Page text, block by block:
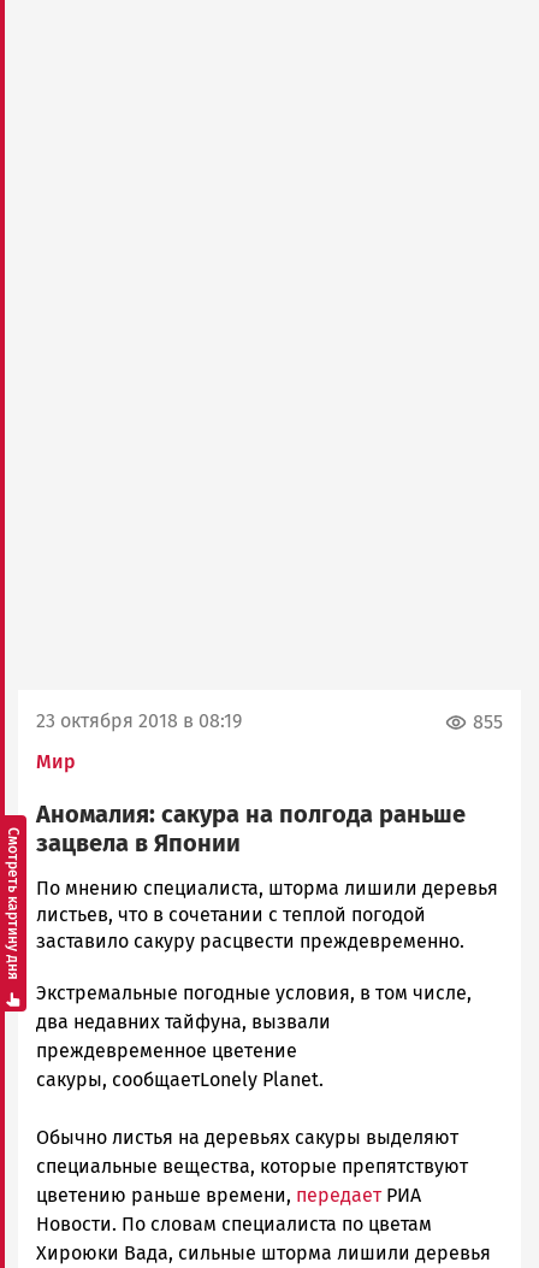
Смотреть картину дня
23 октября 2018 в 08:19
Мир
855
Аномалия: сакура на полгода раньше
зацвела в Японии
Ольга
Гаврилова
Новости
и
Карелии
|
Петрозаводск
По мнению специалиста, шторма лишили деревья
листьев, что в сочетании с теплой погодой
заставило сакуру расцвести преждевременно.
Экстремальные погодные условия, в том числе,
два недавних тайфуна, вызвали
преждевременное цветение
сакуры, сообщаетLonely Planet.
Обычно листья на деревьях сакуры выделяют
специальные вещества, которые препятствуют
цветению раньше времени, передаетРИА
Новости. По словам специалиста по цветам
Хироюки Вада, сильные шторма лишили деревья